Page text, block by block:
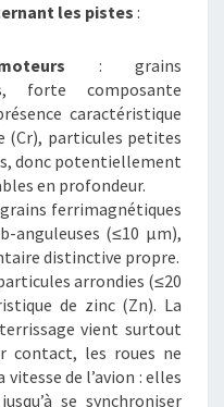
les pistes :
: grains
forte composante
caractéristique
(Cr), particules petites
donc potentiellement
en profondeur.
ferrimagnétiques
anguleuses (≤10 µm),
distinctive propre.
arrondies (≤20
de zinc (Zn). La
vient surtout
contact, les roues ne
de l’avion : elles
se synchroniser